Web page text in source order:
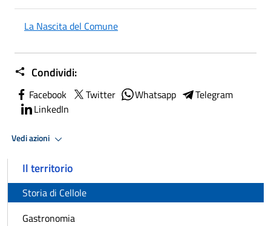
La Nascita del Comune
Condividi:
Facebook Twitter Whatsapp
Telegram
LinkedIn
Vedi azioni
Il territorio
Storia di Cellole
Gastronomia